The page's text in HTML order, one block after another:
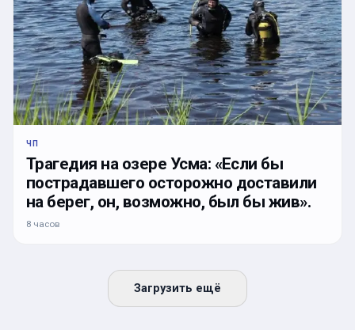
ЧП
Трагедия на озере Усма: «Если бы
пострадавшего осторожно доставили
на берег, он, возможно, был бы жив».
8 часов
Загрузить ещё